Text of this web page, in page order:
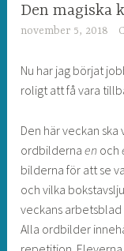
Den magiska
november 5, 2018
Nu har jag börjat
roligt att få vara
Den här veckan
ordbildernaen och
bilderna för att se
och vilka
veckans arbetsblad
Alla ordbilder